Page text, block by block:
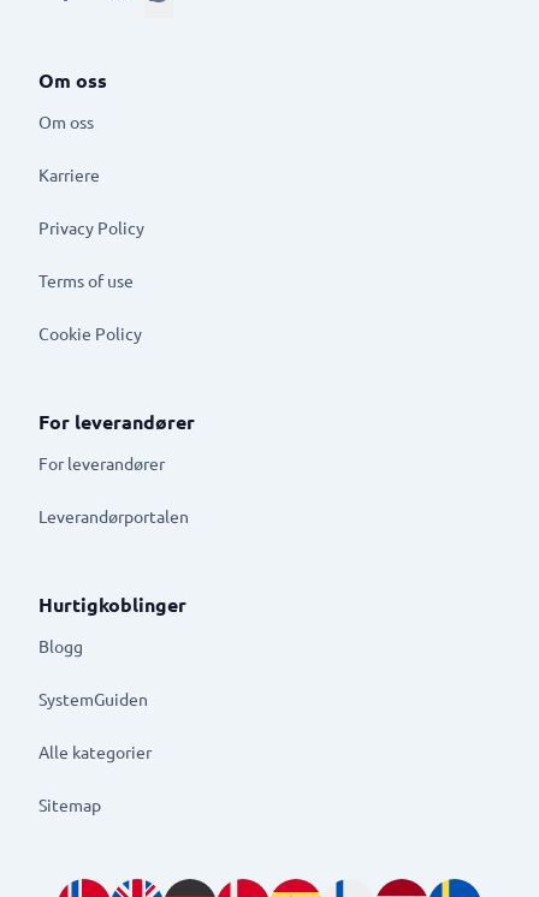
Om oss
Om oss
Karriere
Privacy Policy
Terms of use
Cookie Policy
For leverandører
For leverandører
Leverandørportalen
Hurtigkoblinger
Blogg
SystemGuiden
Alle kategorier
Sitemap